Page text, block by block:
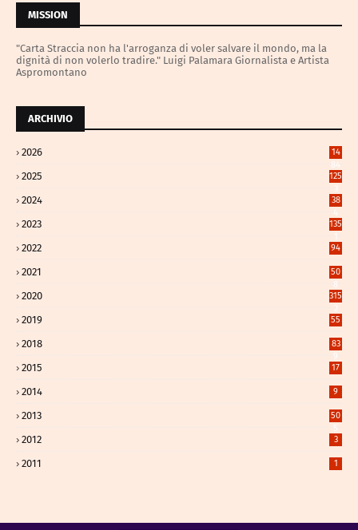
MISSION
"Carta Straccia non ha l'arroganza di voler salvare il mondo, ma la
dignità di non volerlo tradire." Luigi Palamara Giornalista e Artista
Aspromontano
ARCHIVIO
2026
14
84
2025
125
3
2024
38
4
2023
135
1
2022 94
2021
50
8
2020
315
2
2019 55
2018
83
9
2015 17
2014 9
2013
50
5
2012 3
2011 1